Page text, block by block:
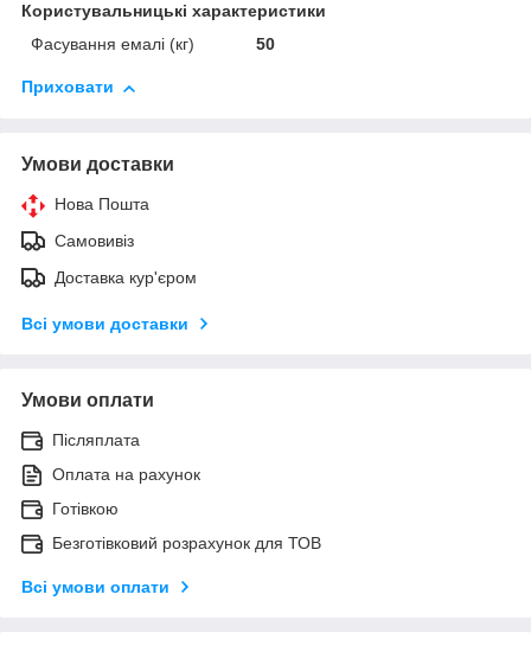
Користувальницькі характеристики
Фасування емалі (кг)
50
Приховати
Умови доставки
Нова Пошта
Самовивіз
Доставка кур'єром
Всі умови доставки
Умови оплати
Післяплата
Оплата на рахунок
Готівкою
Безготівковий розрахунок для ТОВ
Всі умови оплати